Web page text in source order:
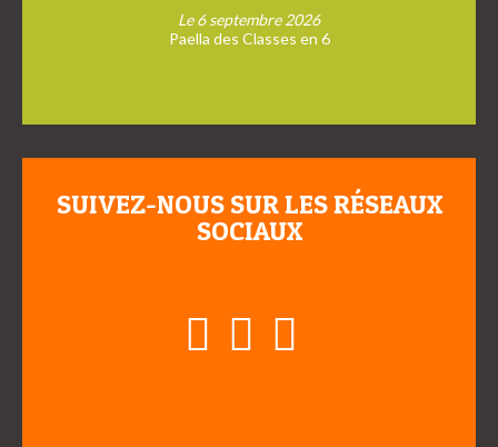
Le 6 septembre 2026
Paella des Classes en 6
SUIVEZ-NOUS SUR LES RÉSEAUX
SOCIAUX